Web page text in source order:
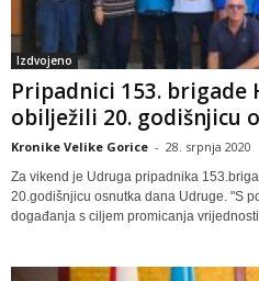
Izdvojeno
Pripadnici 153. brigade
obilježili 20. godišnjicu
Kronike Velike Gorice - 28. srpnja 2020
Za vikend je Udruga pripadnika
20.godišnjicu osnutka dana Udruge. "S
događanja s ciljem promicanja